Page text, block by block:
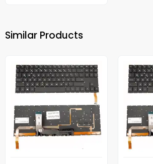
Similar Products